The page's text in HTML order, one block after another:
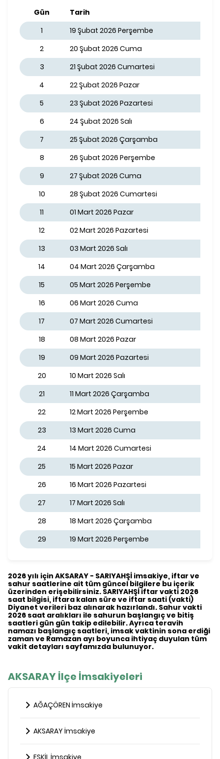
Gün Tarih
1
19 Şubat 2026 Perşembe
2
20 Şubat 2026 Cuma
3
21 Şubat 2026 Cumartesi
4
22 Şubat 2026 Pazar
5
23 Şubat 2026 Pazartesi
6
24 Şubat 2026 Salı
7
25 Şubat 2026 Çarşamba
8
26 Şubat 2026 Perşembe
9
27 Şubat 2026 Cuma
10
28 Şubat 2026 Cumartesi
11
01 Mart 2026 Pazar
12
02 Mart 2026 Pazartesi
13
03 Mart 2026 Salı
14
04 Mart 2026 Çarşamba
15
05 Mart 2026 Perşembe
16
06 Mart 2026 Cuma
17
07 Mart 2026 Cumartesi
18
08 Mart 2026 Pazar
19
09 Mart 2026 Pazartesi
20
10 Mart 2026 Salı
21
11 Mart 2026 Çarşamba
22
12 Mart 2026 Perşembe
23
13 Mart 2026 Cuma
24
14 Mart 2026 Cumartesi
25
15 Mart 2026 Pazar
26
16 Mart 2026 Pazartesi
27
17 Mart 2026 Salı
28
18 Mart 2026 Çarşamba
29
19 Mart 2026 Perşembe
2026 yılı için AKSARAY - SARIYAHŞİ imsakiye, iftar ve
sahur saatlerine ait tüm güncel bilgilere bu içerik
üzerinden erişebilirsiniz. SARIYAHŞİ iftar vakti 2026
saat bilgisi, iftara kalan süre ve iftar saati (vakti)
Diyanet verileri baz alınarak hazırlandı. Sahur vakti
2026 saat aralıkları ile sahurun başlangıç ve bitiş
saatleri gün gün takip edilebilir. Ayrıca teravih
namazı başlangıç saatleri, imsak vaktinin sona erdiği
zaman ve Ramazan ayı boyunca ihtiyaç duyulan tüm
vakit detayları sayfamızda bulunuyor.
AKSARAY İlçe İmsakiyeleri
AĞAÇÖREN İmsakiye
AKSARAY İmsakiye
ESKİL İmsakiye